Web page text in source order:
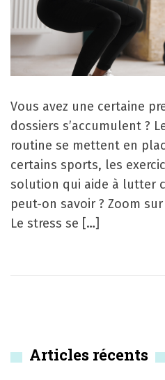
Vous avez une certaine
dossiers s’accumulent ?
routine se mettent en
certains sports, les
solution qui aide à lutter
peut-on savoir ? Zoom
Le stress se […]
Articles récents